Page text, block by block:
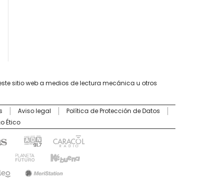
sitio web a medios de lectura mecánica u otros
Aviso legal
Política de Protección de Datos
Ético